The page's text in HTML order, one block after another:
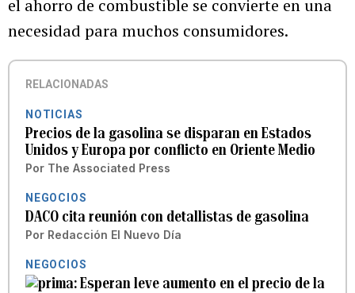
el ahorro de combustible se convierte en una
necesidad para muchos consumidores.
RELACIONADAS
NOTICIAS
Precios de la gasolina se disparan en Estados
Unidos y Europa por conflicto en Oriente Medio
Por The Associated Press
NEGOCIOS
DACO cita reunión con detallistas de gasolina
Por Redacción El Nuevo Día
NEGOCIOS
Esperan leve aumento en el precio de la